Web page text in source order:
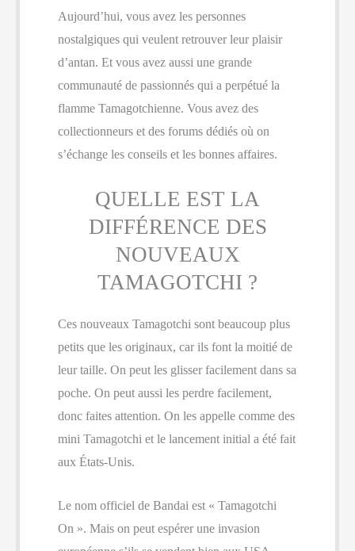
Aujourd’hui, vous avez les personnes
nostalgiques qui veulent retrouver leur plaisir
d’antan. Et vous avez aussi une grande
communauté de passionnés qui a perpétué la
flamme Tamagotchienne. Vous avez des
collectionneurs et des forums dédiés où on
s’échange les conseils et les bonnes affaires.
QUELLE EST LA
DIFFÉRENCE DES
NOUVEAUX
TAMAGOTCHI ?
Ces nouveaux Tamagotchi sont beaucoup plus
petits que les originaux, car ils font la moitié de
leur taille. On peut les glisser facilement dans sa
poche. On peut aussi les perdre facilement,
donc faites attention. On les appelle comme des
mini Tamagotchi et le lancement initial a été fait
aux États-Unis.
Le nom officiel de Bandai est « Tamagotchi
On ». Mais on peut espérer une invasion